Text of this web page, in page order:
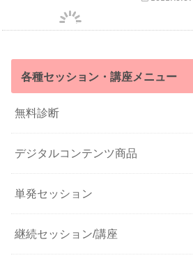
各種セッション・講座メニュー
無料診断
デジタルコンテンツ商品
単発セッション
継続セッション/講座